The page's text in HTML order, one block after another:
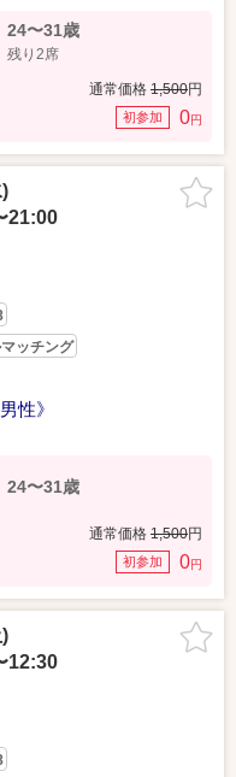
24〜31歳
残り2席
通常価格 1,500円
初参加 0円
21:00
ッチング
性》
24〜31歳
通常価格 1,500円
初参加 0円
12:30